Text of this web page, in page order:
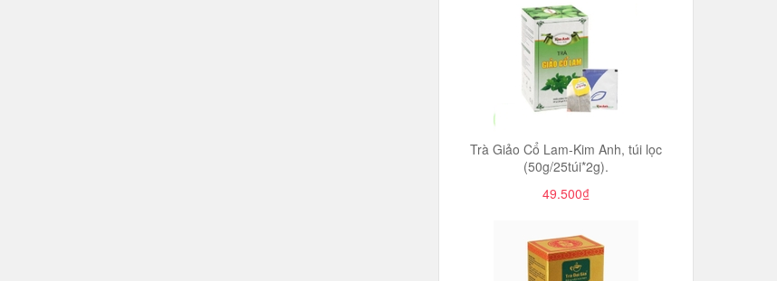
Trà Giảo Cổ Lam-Kim Anh, túi lọc
(50g/25túi*2g).
49.500₫